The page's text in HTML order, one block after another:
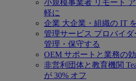
小規模事業者 リモート
軽に
企業 大企業・組織の IT
管理サービス プロバイダ
管理・保守する
OEM サポートと業務の
非営利団体と教育機関
が 30% オフ